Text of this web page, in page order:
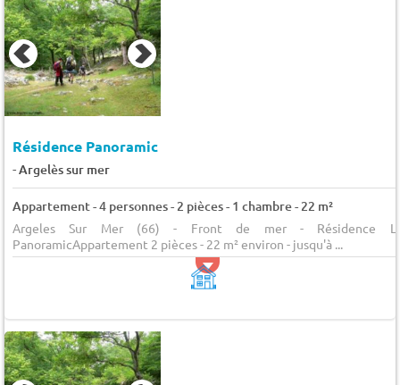
Résidence Panoramic
-Argelès sur mer
Appartement - 4 personnes - 2 pièces - 1 chambre - 22 m²
Argeles Sur Mer (66) - Front de mer - Résidence
PanoramicAppartement 2 pièces - 22 m² environ - jusqu'à ...